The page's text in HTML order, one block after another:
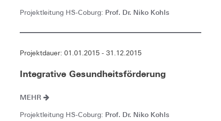
Projektleitung HS-Coburg: Prof. Dr. Niko Kohls
Projektdauer: 01.01.2015 - 31.12.2015
Integrative Gesundheitsförderung
MEHR
Projektleitung HS-Coburg: Prof. Dr. Niko Kohls